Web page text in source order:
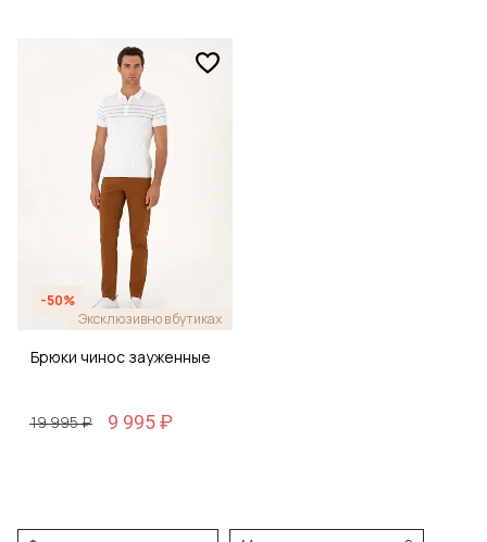
-50%
Эксклюзивно в бутиках
Брюки чинос зауженные
19 995 ₽ 9 995 ₽